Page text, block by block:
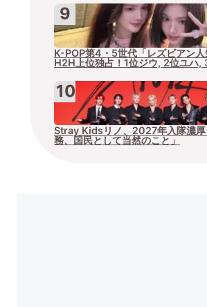
K-POP第4・5世代「レズビアン
H2H上位独占！1位ジウ, 2位ユハ,
Stray Kidsリノ、2027年入隊濃厚
務、国民として当然のこと」